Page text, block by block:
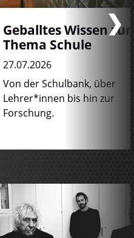
Geballtes Wissen zum
Thema Schule
27.07.2026
Von der Schulbank, über
Lehrer*innen bis hin zur
Forschung.